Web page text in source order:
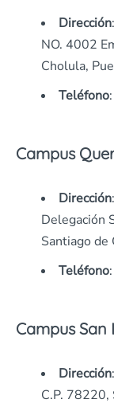
Dirección
NO. 4002
Cholula,
Teléfono
Campus
Dirección
Delegación
Santiago de
Teléfono
Campus San
Dirección
C.P. 78220,